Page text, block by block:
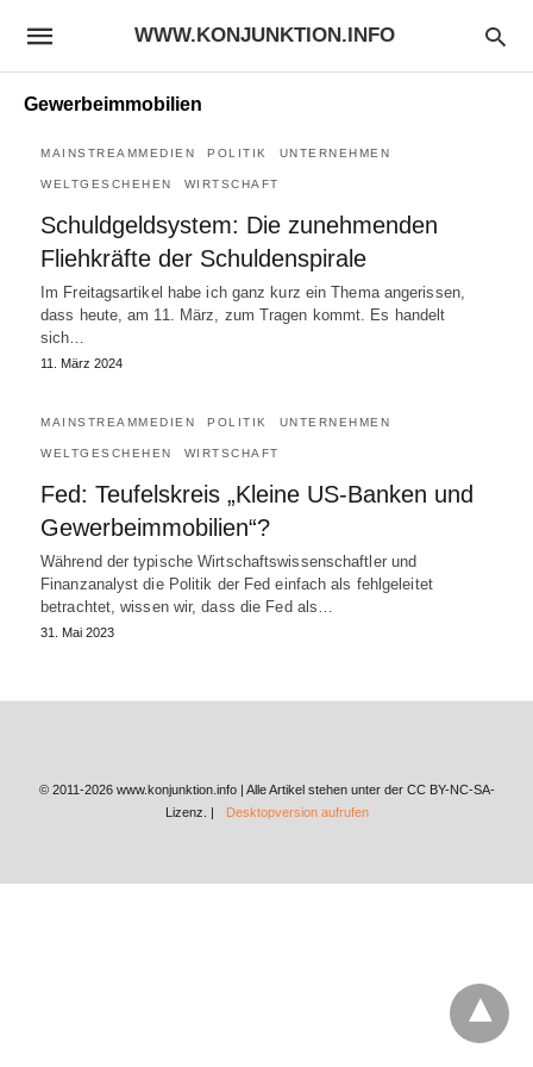
WWW.KONJUNKTION.INFO
Gewerbeimmobilien
MAINSTREAMMEDIEN POLITIK UNTERNEHMEN
WELTGESCHEHEN WIRTSCHAFT
Schuldgeldsystem: Die zunehmenden
Fliehkräfte der Schuldenspirale
Im Freitagsartikel habe ich ganz kurz ein Thema angerissen,
dass heute, am 11. März, zum Tragen kommt. Es handelt
sich…
11. März 2024
MAINSTREAMMEDIEN POLITIK UNTERNEHMEN
WELTGESCHEHEN WIRTSCHAFT
Fed: Teufelskreis „Kleine US-Banken und
Gewerbeimmobilien“?
Während der typische Wirtschaftswissenschaftler und
Finanzanalyst die Politik der Fed einfach als fehlgeleitet
betrachtet, wissen wir, dass die Fed als…
31. Mai 2023
© 2011-2026 www.konjunktion.info | Alle Artikel stehen unter der CC BY-NC-SA-
Lizenz. |
Desktopversion aufrufen